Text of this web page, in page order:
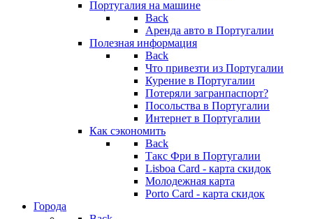
Португалия на машине
Back
Аренда авто в Португалии
Полезная информация
Back
Что привезти из Португалии
Курение в Португалии
Потеряли загранпаспорт?
Посольства в Португалии
Интернет в Португалии
Как сэкономить
Back
Такс Фри в Португалии
Lisboa Card - карта скидок
Молодежная карта
Porto Card - карта скидок
Города